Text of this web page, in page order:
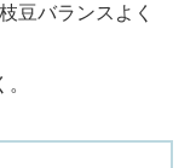
豆バランスよく